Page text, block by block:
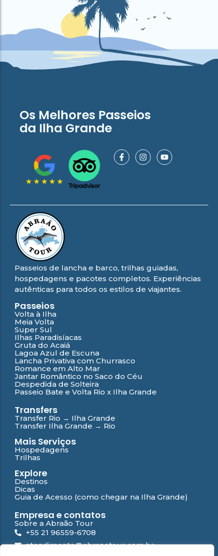
Os Melhores Passeios
da Ilha Grande
Passeios de lancha e barco, trilhas guiadas,
hospedagens e pacotes completos. Experiências
autênticas para todos os estilos de viajantes.
Passeios
Volta à Ilha
Meia Volta
Super Sul
Ilhas Paradisíacas
Gruta do Acaiá
Lagoa Azul de Escuna
Lancha Privativa com Churrasco
Romance em Alto Mar
Jantar Romântico no Saco do Céu
Despedida de Solteira
Passeio Bate e Volta Rio x Ilha Grande
Transfers
Transfer Rio → Ilha Grande
Transfer Ilha Grande → Rio
Mais Serviços
Hospedagens
Trilhas
Explore
Destinos
Dicas
Guia de Acesso (como chegar na Ilha Grande)
Empresa e contatos
Sobre a Abraão Tour
+55 21 96559-6708
atendimento@abraaotour.com.br